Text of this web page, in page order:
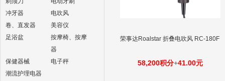
冲牙器
电吹风
卷、直发器
美容仪
足浴盆
按摩椅、按摩
器
保健器械
电子秤
潮流护理电器
荣事达Roalstar 折叠电吹风 RC-180F
58,200积分+41.00元